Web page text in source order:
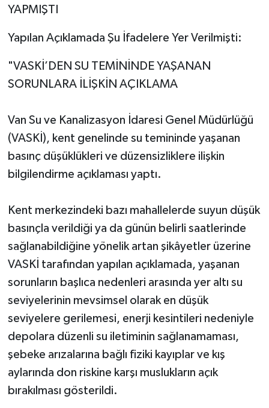
YAPMIŞTI
Yapılan Açıklamada Şu İfadelere Yer Verilmişti:
"VASKİ’DEN SU TEMİNİNDE YAŞANAN
SORUNLARA İLİŞKİN AÇIKLAMA
Van Su ve Kanalizasyon İdaresi Genel Müdürlüğü
(VASKİ), kent genelinde su temininde yaşanan
basınç düşüklükleri ve düzensizliklere ilişkin
bilgilendirme açıklaması yaptı.
Kent merkezindeki bazı mahallelerde suyun düşük
basınçla verildiği ya da günün belirli saatlerinde
sağlanabildiğine yönelik artan şikâyetler üzerine
VASKİ tarafından yapılan açıklamada, yaşanan
sorunların başlıca nedenleri arasında yer altı su
seviyelerinin mevsimsel olarak en düşük
seviyelere gerilemesi, enerji kesintileri nedeniyle
depolara düzenli su iletiminin sağlanamaması,
şebeke arızalarına bağlı fiziki kayıplar ve kış
aylarında don riskine karşı muslukların açık
bırakılması gösterildi.